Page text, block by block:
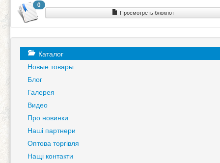
0
Просмотреть блокнот
Каталог
Новые товары
Блог
Галерея
Видео
Про новинки
Наші партнери
Оптова торгівля
Нащі контакти